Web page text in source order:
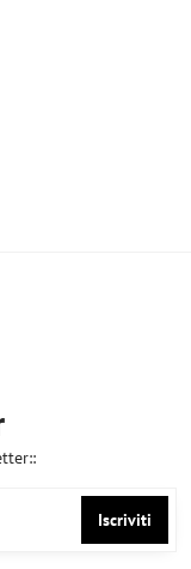
Iscriviti